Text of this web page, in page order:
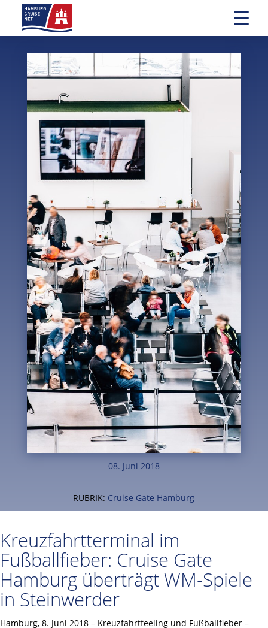
08. Juni 2018
RUBRIK: Cruise Gate Hamburg
Kreuzfahrtterminal im
Fußballfieber: Cruise Gate
Hamburg überträgt WM-Spiele
in Steinwerder
Hamburg, 8. Juni 2018 – Kreuzfahrtfeeling und Fußballfieber –